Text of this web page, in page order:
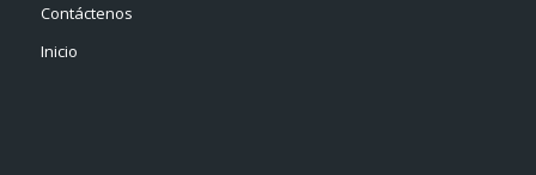
Contáctenos
Inicio